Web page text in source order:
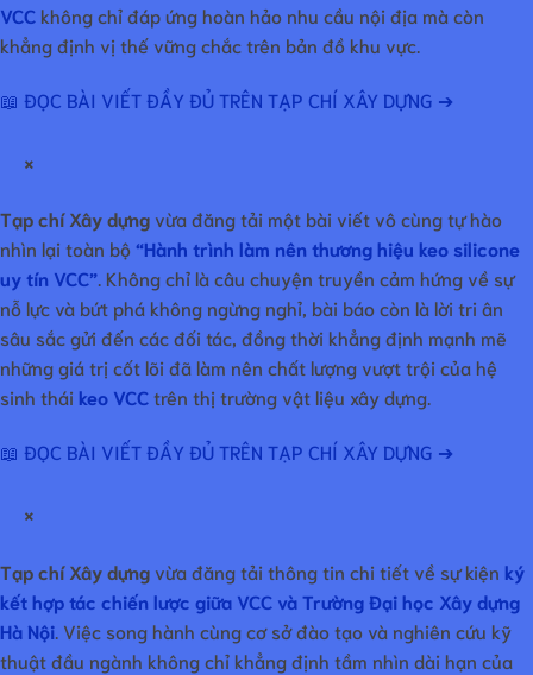
VCC không chỉ đáp ứng hoàn hảo nhu cầu nội địa mà còn
khẳng định vị thế vững chắc trên bản đồ khu vực.
📖 ĐỌC BÀI VIẾT ĐẦY ĐỦ TRÊN TẠP CHÍ XÂY DỰNG ➔
×
Tạp chí Xây dựngvừa đăng tải một bài viết vô cùng tự hào
nhìn lại toàn bộ“Hành trình làm nên thương hiệu keo silicone
uy tín VCC”. Không chỉ là câu chuyện truyền cảm hứng về sự
nỗ lực và bứt phá không ngừng nghỉ, bài báo còn là lời tri ân
sâu sắc gửi đến các đối tác, đồng thời khẳng định mạnh mẽ
những giá trị cốt lõi đã làm nên chất lượng vượt trội của hệ
sinh thái keo VCCtrên thị trường vật liệu xây dựng.
📖 ĐỌC BÀI VIẾT ĐẦY ĐỦ TRÊN TẠP CHÍ XÂY DỰNG ➔
×
Tạp chí Xây dựngvừa đăng tải thông tin chi tiết về sự kiện ký
kết hợp tác chiến lược giữa VCC và Trường Đại học Xây dựng
Hà Nội . Việc song hành cùng cơ sở đào tạo và nghiên cứu kỹ
thuật đầu ngành không chỉ khẳng định tầm nhìn dài hạn của